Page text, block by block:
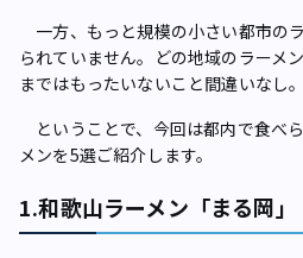
一方、もっと規模の小さい都市の
られていません。どの地域のラーメ
まではもったいないこと間違いなし。
ということで、今回は都内で食べ
メンを5選ご紹介します。
1.和歌山ラーメン「まる岡」